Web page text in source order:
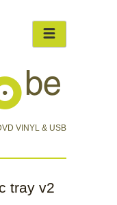
VINYL & USB
tray v2